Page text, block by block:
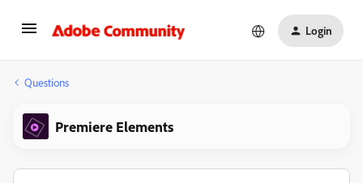
Login
Questions
Premiere Elements